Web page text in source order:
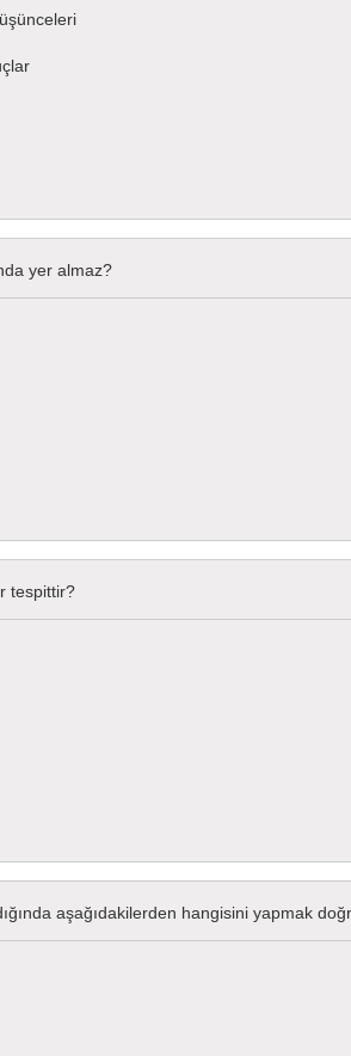
yer almaz?
tespittir?
aşağıdakilerden hangisini yapmak